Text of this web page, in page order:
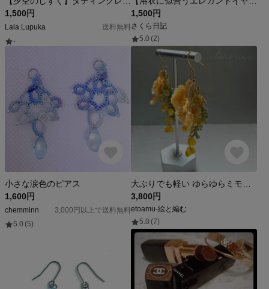
1,500円
Lala Lupuka
送料無料
-
1,500円
さくら日記
5.0 (2)
小さな涙色のピアス
1,600円
chemminn
3,000円以上で送料無料
5.0 (5)
3,800円
etoamu-絵と編む
5.0 (7)